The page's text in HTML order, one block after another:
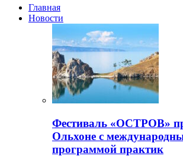
Главная
Новости
Фестиваль «ОСТРОВ»
Ольхоне с
программой практик